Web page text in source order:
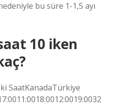
bu süre 1-1,5 ayı
10 iken
SaatKanadaTürkiye